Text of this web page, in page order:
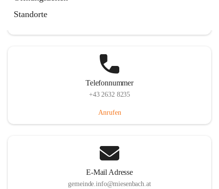
Standorte
Telefonnummer
+43 2632 8235
Anrufen
E-Mail Adresse
gemeinde.info@miesenbach.at